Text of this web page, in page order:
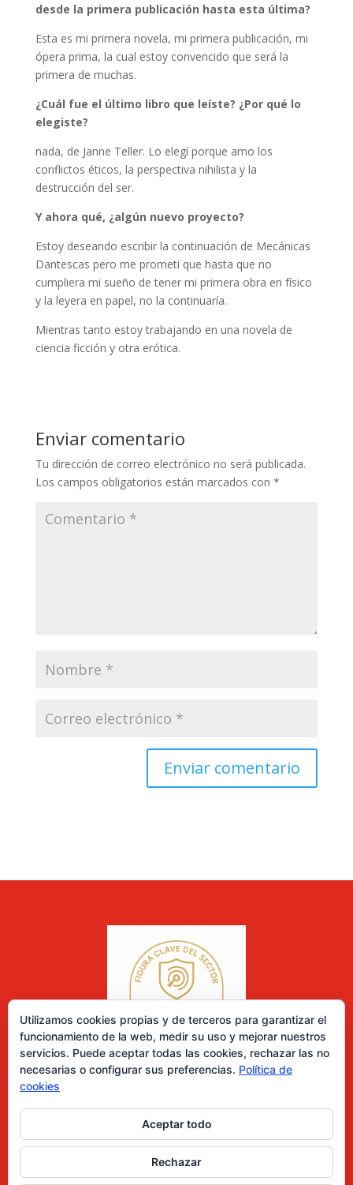
desde la primera publicación hasta esta última?
Esta es mi primera novela, mi primera publicación, mi
ópera prima, la cual estoy convencido que será la
primera de muchas.
¿Cuál fue el último libro que leíste? ¿Por qué lo
elegiste?
nada, de Janne Teller. Lo elegí porque amo los
conflictos éticos, la perspectiva nihilista y la
destrucción del ser.
Y ahora qué, ¿algún nuevo proyecto?
Estoy deseando escribir la continuación de Mecánicas
Dantescas pero me prometí que hasta que no
cumpliera mi sueño de tener mi primera obra en físico
y la leyera en papel, no la continuaría.
Mientras tanto estoy trabajando en una novela de
ciencia ficción y otra erótica.
Enviar comentario
Tu dirección de correo electrónico no será publicada.
Los campos obligatorios están marcados con *
0 elementos
Desarrollado por Diseñador web para empresas
Utilizamos cookies propias y de terceros para garantizar el
funcionamiento de la web, medir su uso y mejorar nuestros
servicios. Puede aceptar todas las cookies, rechazar las no
necesarias o configurar sus preferencias. Política de
cookies
Aceptar todo
Rechazar